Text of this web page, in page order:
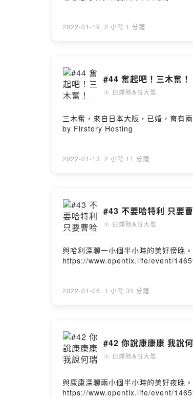
2022-01-19 · 2 小時 1 分鐘
🄴 白爛秋&台大恩
三木奮，來自日本大阪，已婚，育有
by Firstory Hosting
2022-01-13 · 2 小時 11 分鐘
#43 不要哈特利 只要
🄴 白爛秋&台大恩
與哈利深聊一小個半小時的美好傍晚
https://www.opentix.life/event/
2022-01-06 · 1 小時 35 分鐘
#42 你說康康康 我說
🄴 白爛秋&台大恩
與康康深聊兩小個半小時的美好夜晚
https://www.opentix.life/event/